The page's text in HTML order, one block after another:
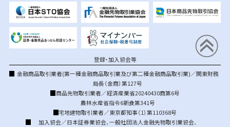
登録・加入協会等
金融商品取引業者(第一種金融商品取引業及び第二種金融商品取引業)／関東財務
局長（金商）第127号
商品先物取引業者／経済産業省20240430商第6号
農林水産省指令6新食第341号
宅地建物取引業者／東京都知事（1）第110368号
加入協会／日本証券業協会、 一般社団法人金融先物取引業協会、